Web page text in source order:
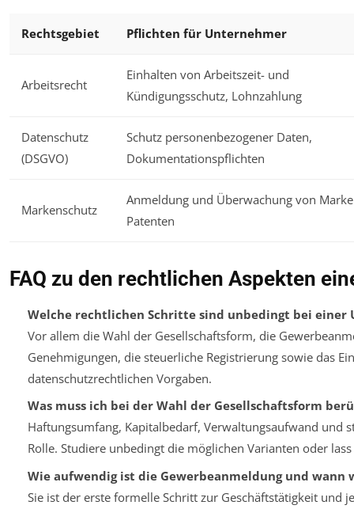
Rechtsgebiet Pflichten für Unternehmer
Arbeitsrecht
Einhalten von Arbeitszeit- und
Kündigungsschutz, Lohnzahlung
Datenschutz
(DSGVO)
Schutz personenbezogener Daten,
Dokumentationspflichten
Markenschutz
Anmeldung und Überwachung von
Patenten
FAQ zu den rechtlichen Aspekten
Welche rechtlichen Schritte sind unbedingt bei einer
Vor allem die Wahl der Gesellschaftsform, die
Genehmigungen, die steuerliche Registrierung sowie das
datenschutzrechtlichen Vorgaben.
Was muss ich bei der Wahl der Gesellschaftsform
Haftungsumfang, Kapitalbedarf, Verwaltungsaufwand und
Rolle. Studiere unbedingt die möglichen Varianten oder
Wie aufwendig ist die Gewerbeanmeldung und wann
Sie ist der erste formelle Schritt zur Geschäftstätigkeit und